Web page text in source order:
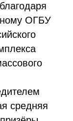
ОГБУ
средняя